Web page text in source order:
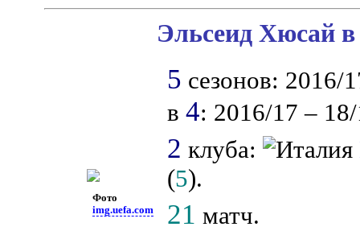
Фото
img.uefa.com
Эльсеид Хюсай
5 сезонов: 2016/
в4: 2016/17 –
2 клуба:
(5).
21 матч.